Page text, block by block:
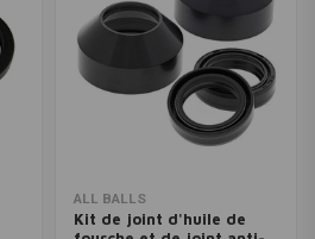
ALL BALLS
Kit de joint d'huile de